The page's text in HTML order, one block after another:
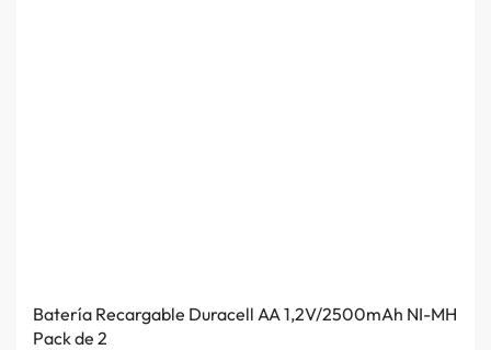
Batería Recargable Duracell AA 1,2V/2500mAh NI-MH
Pack de 2